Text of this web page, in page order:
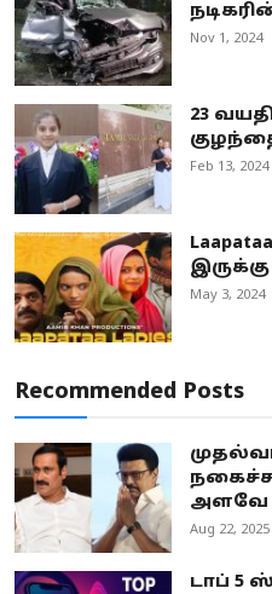
Nov 1, 2024
23
Feb 13, 2024
May 3, 2024
Recommended Posts
அளவே
Aug 22, 2025
டாப் 5